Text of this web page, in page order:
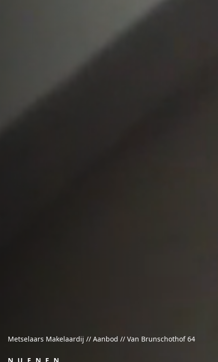
Metselaars Makelaardij // Aanbod // Van Brunschothof 64